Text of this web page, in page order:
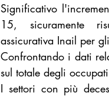
Significativo
15, sicuramente
assicurativa Inail per
Confrontando i dati
sul totale degli
I settori con più